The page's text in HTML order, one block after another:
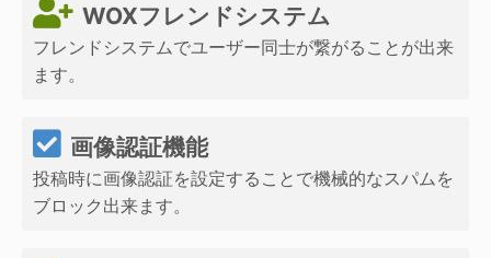
WOXフレンドシステム
フレンドシステムでユーザー同士が繋がることが出来
ます。
画像認証機能
投稿時に画像認証を設定することで機械的なスパムを
ブロック出来ます。